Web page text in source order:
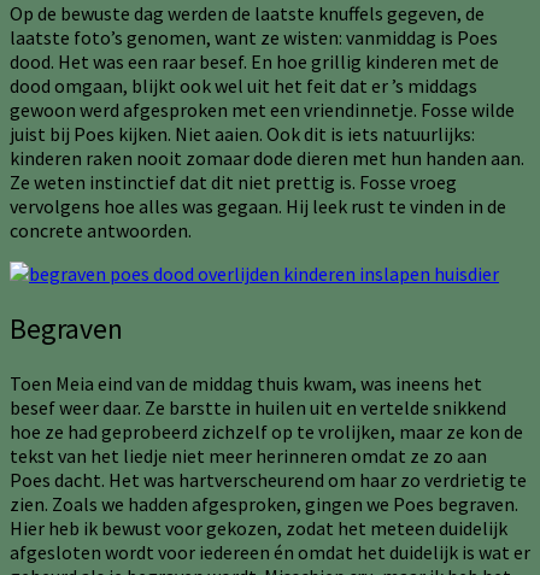
Op de bewuste dag werden de laatste knuffels gegeven, de
laatste foto’s genomen, want ze wisten: vanmiddag is Poes
dood. Het was een raar besef. En hoe grillig kinderen met de
dood omgaan, blijkt ook wel uit het feit dat er ’s middags
gewoon werd afgesproken met een vriendinnetje. Fosse wilde
juist bij Poes kijken. Niet aaien. Ook dit is iets natuurlijks:
kinderen raken nooit zomaar dode dieren met hun handen aan.
Ze weten instinctief dat dit niet prettig is. Fosse vroeg
vervolgens hoe alles was gegaan. Hij leek rust te vinden in de
concrete antwoorden.
Begraven
Toen Meia eind van de middag thuis kwam, was ineens het
besef weer daar. Ze barstte in huilen uit en vertelde snikkend
hoe ze had geprobeerd zichzelf op te vrolijken, maar ze kon de
tekst van het liedje niet meer herinneren omdat ze zo aan
Poes dacht. Het was hartverscheurend om haar zo verdrietig te
zien. Zoals we hadden afgesproken, gingen we Poes begraven.
Hier heb ik bewust voor gekozen, zodat het meteen duidelijk
afgesloten wordt voor iedereen én omdat het duidelijk is wat er